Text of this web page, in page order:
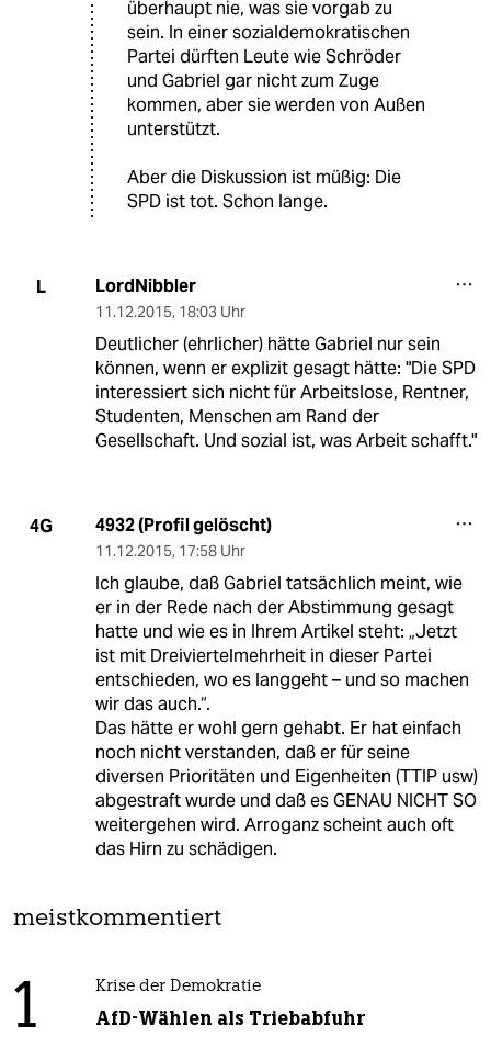
überhaupt nie, was sie vorgab zu
sein. In einer sozialdemokratischen
Partei dürften Leute wie Schröder
und Gabriel gar nicht zum Zuge
kommen, aber sie werden von Außen
unterstützt.
Aber die Diskussion ist müßig: Die
SPD ist tot. Schon lange.
L LordNibbler
11.12.2015, 18:03 Uhr
Deutlicher (ehrlicher) hätte Gabriel nur sein
können, wenn er explizit gesagt hätte: "Die SPD
interessiert sich nicht für Arbeitslose, Rentner,
Studenten, Menschen am Rand der
Gesellschaft. Und sozial ist, was Arbeit schafft."
4G 4932 (Profil gelöscht)
11.12.2015, 17:58 Uhr
Ich glaube, daß Gabriel tatsächlich meint, wie
er in der Rede nach der Abstimmung gesagt
hatte und wie es in Ihrem Artikel steht: „Jetzt
ist mit Dreiviertelmehrheit in dieser Partei
entschieden, wo es langgeht – und so machen
wir das auch.“.
Das hätte er wohl gern gehabt. Er hat einfach
noch nicht verstanden, daß er für seine
diversen Prioritäten und Eigenheiten (TTIP usw)
abgestraft wurde und daß es GENAU NICHT SO
weitergehen wird. Arroganz scheint auch oft
das Hirn zu schädigen.
meistkommentiert
1 Krise der Demokratie
AfD-Wählen als Triebabfuhr